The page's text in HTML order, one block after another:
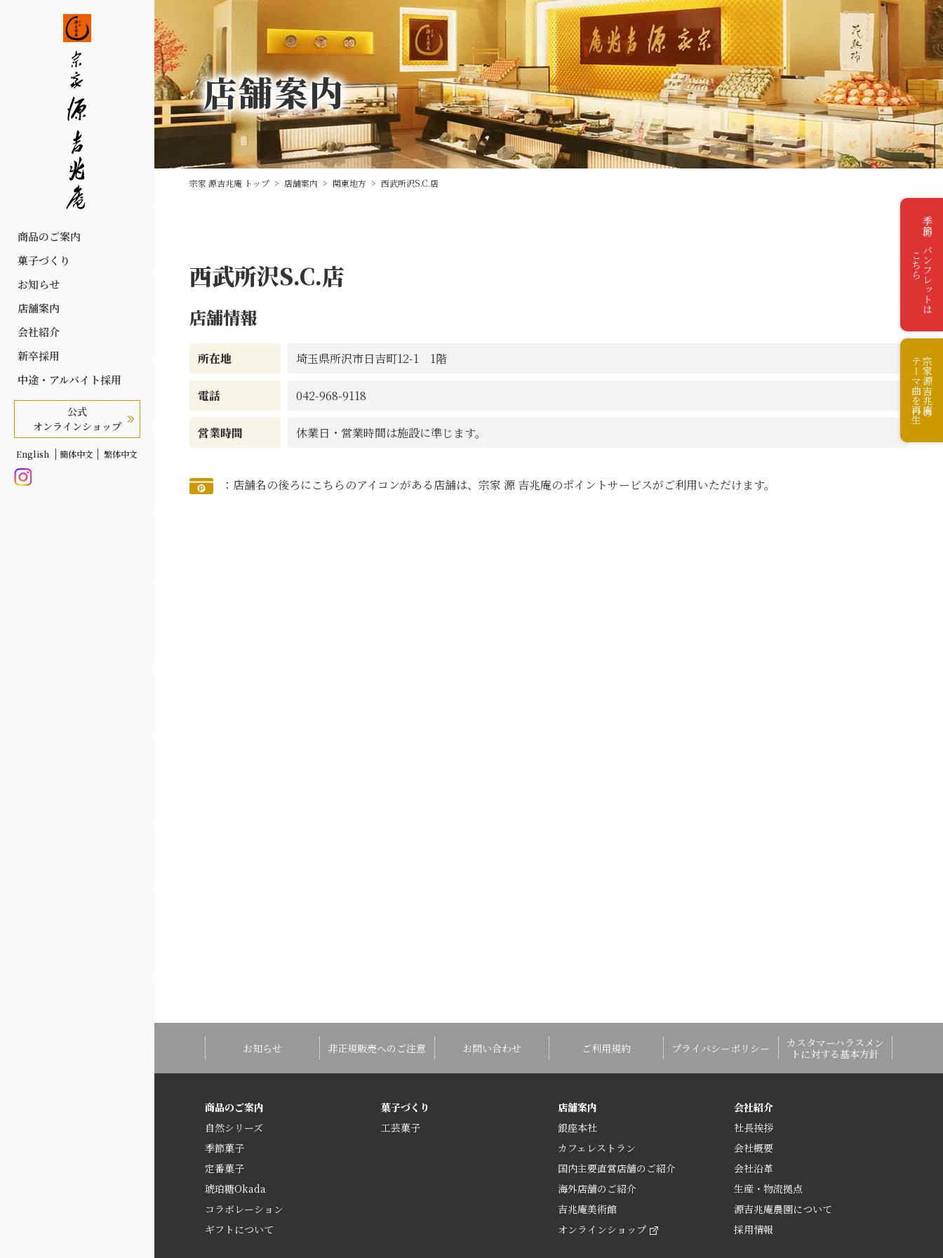
商品のご案内
菓子づくり
お知らせ
店舗案内
会社紹介
新卒採用
中途・アルバイト採用
公式
オンラインショップ
English 簡体中文 繁体中文
店舗案内
宗家 源吉兆庵 トップ > 店舗案内 > 関東地方 > 西武所沢S.C.店
西武所沢S.C.店
店舗情報
所在地 埼玉県所沢市日吉町12-1 1階
電話 042-968-9118
営業時間 休業日・営業時間は施設に準じます。
：店舗名の後ろにこちらのアイコンがある店舗は、宗家 源 吉兆庵のポイントサービスがご利用いただけます。
お知らせ 非正規販売へのご注意 お問い合わせ ご利用規約 プライバシーポリシー
カスタマーハラスメン
トに対する基本方針
商品のご案内
自然シリーズ
季節菓子
定番菓子
琥珀糖Okada
コラボレーション
ギフトについて
菓子づくり
工芸菓子
店舗案内
銀座本社
カフェレストラン
国内主要直営店舗のご紹介
海外店舗のご紹介
吉兆庵美術館
オンラインショップ
会社紹介
社長挨拶
会社概要
会社沿革
生産・物流拠点
源吉兆庵農園について
採用情報
季節のパンフレットは
こちら
宗家源吉兆庵の
テーマ曲を再生